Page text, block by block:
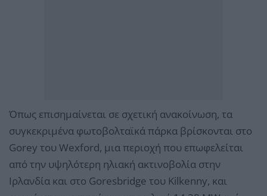
Όπως επισημαίνεται σε σχετική ανακοίνωση, τα
συγκεκριμένα φωτοβολταϊκά πάρκα βρίσκονται στο
Gorey του Wexford, μια περιοχή που επωφελείται
από την υψηλότερη ηλιακή ακτινοβολία στην
Ιρλανδία και στο Goresbridge του Kilkenny, και